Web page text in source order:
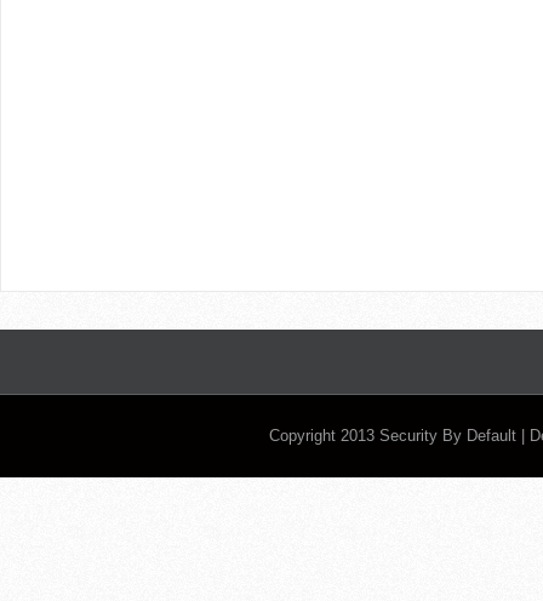
Copyright 2013 Security By Default |